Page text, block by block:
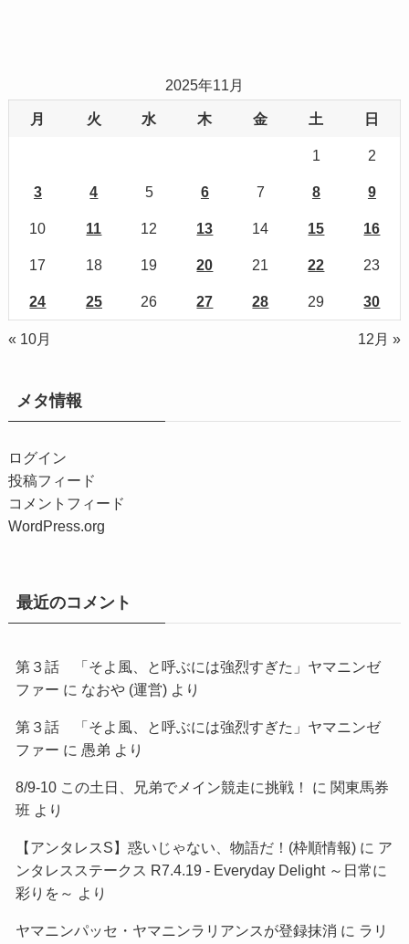
2025年11月
月 火 水 木 金 土 日
1 2
3 4 5 6 7 8 9
10 11 12 13 14 15 16
17 18 19 20 21 22 23
24 25 26 27 28 29 30
« 10月 12月 »
メタ情報
ログイン
投稿フィード
コメントフィード
WordPress.org
最近のコメント
第３話 「そよ風、と呼ぶには強烈すぎた」ヤマニンゼ
ファー に なおや (運営)より
第３話 「そよ風、と呼ぶには強烈すぎた」ヤマニンゼ
ファー に 愚弟 より
8/9-10 この土日、兄弟でメイン競走に挑戦！ に 関東馬券
班 より
【アンタレスS】惑いじゃない、物語だ！(枠順情報)に ア
ンタレスステークス R7.4.19 - Everyday Delight ～日常に
彩りを～ より
ヤマニンパッセ・ヤマニンラリアンスが登録抹消 に ラリ